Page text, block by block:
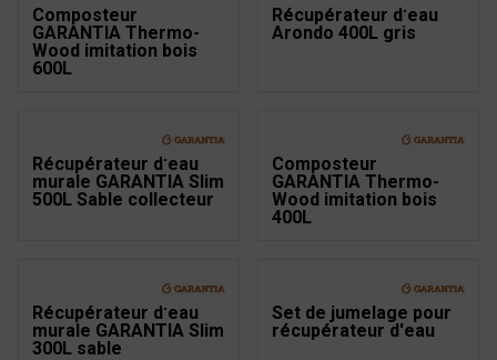
Composteur
GARANTIA Thermo-
Wood imitation bois
600L
Récupérateur d'eau
Arondo 400L gris
Récupérateur d'eau
murale GARANTIA Slim
500L Sable collecteur
Composteur
GARANTIA Thermo-
Wood imitation bois
400L
Récupérateur d'eau
murale GARANTIA Slim
300L sable
Set de jumelage pour
récupérateur d'eau